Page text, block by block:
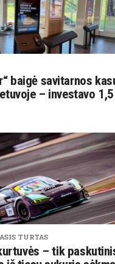
baigė savitarnos
– investavo
TURTAS
– tik